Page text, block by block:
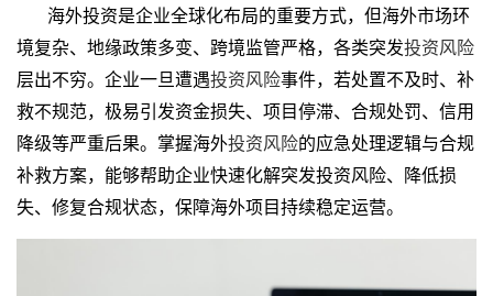
海外投资是企业全球化布局的重要方式，但海外市场环
境复杂、地缘政策多变、跨境监管严格，各类突发投资风险
层出不穷。企业一旦遭遇投资风险事件，若处置不及时、补
救不规范，极易引发资金损失、项目停滞、合规处罚、信用
降级等严重后果。掌握海外投资风险的应急处理逻辑与合规
补救方案，能够帮助企业快速化解突发投资风险、降低损
失、修复合规状态，保障海外项目持续稳定运营。